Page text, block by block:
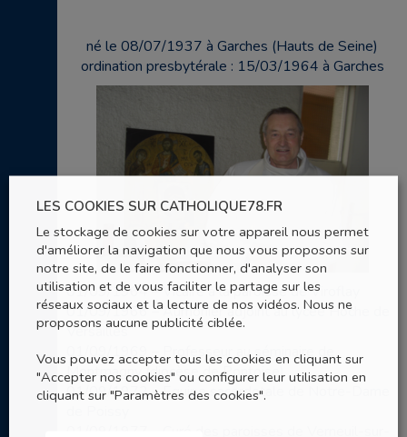
né le 08/07/1937 à Garches (Hauts de Seine)
ordination presbytérale : 15/03/1964 à Garches
01/09/1964 – Vicaire à la paroisse de Viroflay
01/09/1966 – Aumônier adjoint au lycée Hoche de
Versailles
01/09/1969 – Professeur au séminaire de
Montmagny (diocèse de Pontoise)
01/09/1972 – Equipe sacerdotale de Notre-Dame
LES COOKIES SUR CATHOLIQUE78.FR
Le stockage de cookies sur votre appareil nous permet
d'améliorer la navigation que nous vous proposons sur
notre site, de le faire fonctionner, d'analyser son
utilisation et de vous faciliter le partage sur les
réseaux sociaux et la lecture de nos vidéos. Nous ne
proposons aucune publicité ciblée.
Vous pouvez accepter tous les cookies en cliquant sur
"Accepter nos cookies" ou configurer leur utilisation en
cliquant sur "Paramètres des cookies".